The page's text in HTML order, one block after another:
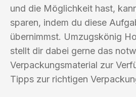
und die Möglichkeit hast,
sparen, indem du diese
übernimmst. Umzugskönig
stellt dir dabei gerne das
Verpackungsmaterial zur
Tipps zur richtigen